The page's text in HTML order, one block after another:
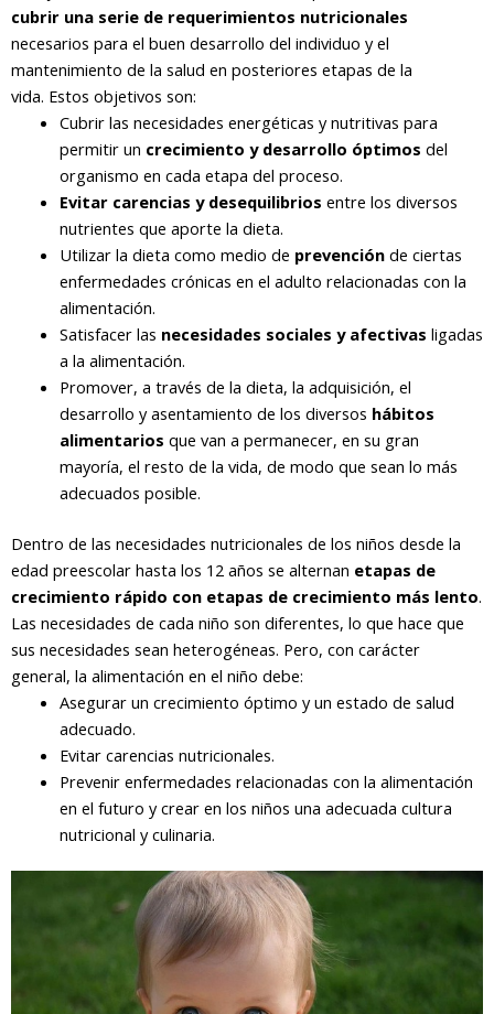
cubrir una serie de requerimientos nutricionales
necesarios para el buen desarrollo del individuo y el
mantenimiento de la salud en posteriores etapas de la
vida. Estos objetivos son:
Cubrir las necesidades energéticas y nutritivas para
permitir un crecimiento y desarrollo óptimos del
organismo en cada etapa del proceso.
Evitar carencias y desequilibrios entre los diversos
nutrientes que aporte la dieta.
Utilizar la dieta como medio de prevenciónde ciertas
enfermedades crónicas en el adulto relacionadas con la
alimentación.
Satisfacer las necesidades sociales y afectivas ligadas
a la alimentación.
Promover, a través de la dieta, la adquisición, el
desarrollo y asentamiento de los diversos hábitos
alimentarios que van a permanecer, en su gran
mayoría, el resto de la vida, de modo que sean lo más
adecuados posible.
Dentro de las necesidades nutricionales de los niños desde la
edad preescolar hasta los 12 años se alternan etapas de
crecimiento rápido con etapas de crecimiento más lento.
Las necesidades de cada niño son diferentes, lo que hace que
sus necesidades sean heterogéneas. Pero, con carácter
general, la alimentación en el niño debe:
Asegurar un crecimiento óptimo y un estado de salud
adecuado.
Evitar carencias nutricionales.
Prevenir enfermedades relacionadas con la alimentación
en el futuro y crear en los niños una adecuada cultura
nutricional y culinaria.